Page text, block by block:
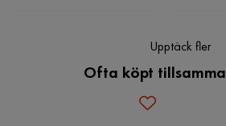
Upptäck fler
Ofta köpt